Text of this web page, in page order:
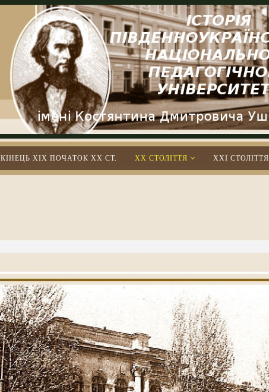
КІНЕЦЬ XIX ПОЧАТОК XX СТ. XX СТОЛІТТЯ XXІ СТОЛІТТЯ